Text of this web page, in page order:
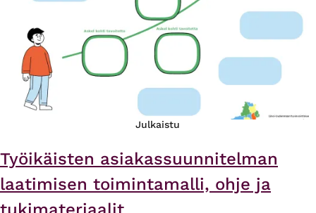
Julkaistu
Työikäisten asiakassuunnitelman
laatimisen toimintamalli, ohje ja